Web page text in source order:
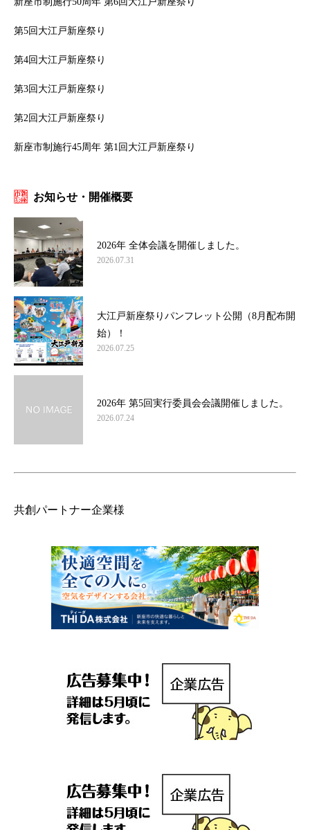
第5回大江戸新座祭り
第4回大江戸新座祭り
第3回大江戸新座祭り
第2回大江戸新座祭り
新座市制施行45周年 第1回大江戸新座祭り
お知らせ・開催概要
2026年 全体会議を開催しました。
2026.07.31
大江戸新座祭りパンフレット公開（8月配布開
始）！
2026.07.25
2026年 第5回実行委員会会議開催しました。
2026.07.24
共創パートナー企業様